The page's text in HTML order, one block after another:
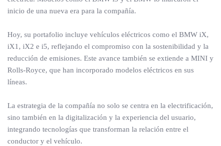
inicio de una nueva era para la compañía.
Hoy, su portafolio incluye vehículos eléctricos como el BMW iX,
iX1, iX2 e i5, reflejando el compromiso con la sostenibilidad y la
reducción de emisiones. Este avance también se extiende a MINI y
Rolls-Royce, que han incorporado modelos eléctricos en sus
líneas.
La estrategia de la compañía no solo se centra en la electrificación,
sino también en la digitalización y la experiencia del usuario,
integrando tecnologías que transforman la relación entre el
conductor y el vehículo.